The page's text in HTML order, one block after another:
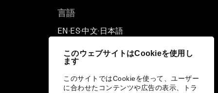
このウェブサイトはCookieを使用し
ます
このサイトではCookieを使って、ユーザー
に合わせたコンテンツや広告の表示、トラ
言語
EN ▪ ES▪中文▪ 日本語